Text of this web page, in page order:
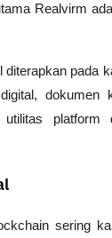
Realvirm
diterapkan pada
dokumen
platform
sering